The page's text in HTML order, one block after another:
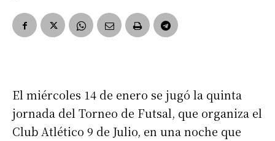
El miércoles 14 de enero se jugó la quinta
jornada del Torneo de Futsal, que organiza el
Club Atlético 9 de Julio, en una noche que